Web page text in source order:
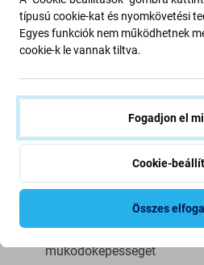
minimális eltéréseket mutathat
minőségben vagy a
megtudni a minőségről, olvassa
kínálatunkban
szükségesek az össze- és
összeszerelés közben
törékeny részeire
összeszerelés előtt
működőképességét
típusú cookie-kat és nyomkövetési
Egyes funkciók nem működhetnek
cookie-k le vannak tiltva.
Fogadjon el
Cookie-
Összes